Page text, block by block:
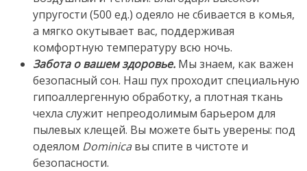
упругости (500 ед.) одеяло не сбивается в комья,
а мягко окутывает вас, поддерживая
комфортную температуру всю ночь.
Забота о вашем здоровье. Мы знаем, как важен
безопасный сон. Наш пух проходит специальную
гипоаллергенную обработку, а плотная ткань
чехла служит непреодолимым барьером для
пылевых клещей. Вы можете быть уверены: под
одеялом Dominica вы спите в чистоте и
безопасности.